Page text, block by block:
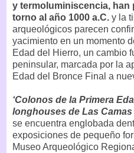
y termoluminiscencia, han
torno al año 1000 a.C. y la
arqueológicos parecen
yacimiento en un momento
Edad del Hierro, un cambio
peninsular, marcada por la
Edad del Bronce Final a
‘Colonos de la Primera
longhouses de Las Camas
se encuentra englobada
exposiciones de pequeño
Museo Arqueológico